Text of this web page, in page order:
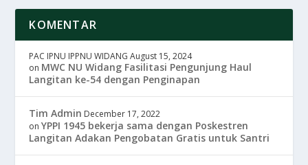
KOMENTAR
PAC IPNU IPPNU WIDANG August 15, 2024
on MWC NU Widang Fasilitasi Pengunjung Haul
Langitan ke-54 dengan Penginapan
Tim Admin December 17, 2022
onYPPI 1945 bekerja sama dengan Poskestren
Langitan Adakan Pengobatan Gratis untuk Santri